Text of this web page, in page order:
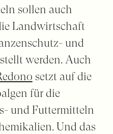
sollen auch
Landwirtschaft
und
werden. Auch
setzt auf die
für die
und Futtermitteln
Und das